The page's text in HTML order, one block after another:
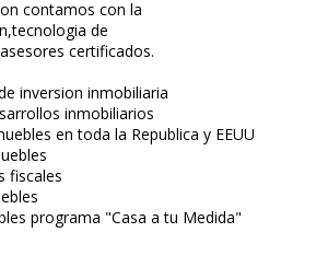
contamos con la
de
certificados.
inversion inmobiliaria
inmobiliarios
en toda la Republica y EEUU
fiscales
programa "Casa a tu Medida"